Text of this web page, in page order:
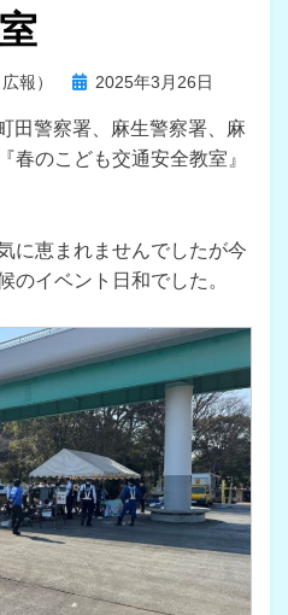
室
報）
投
日:
2025年3月26日
田警察署、麻生警察署、麻
春のこども交通安全教室』
に恵まれませんでしたが今
のイベント日和でした。